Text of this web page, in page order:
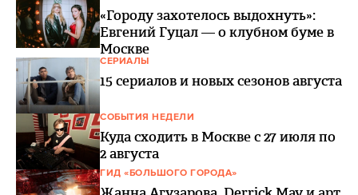
«Городу захотелось выдохнуть»:
Евгений Гуцал — о клубном буме в
Москве
СЕРИАЛЫ
15 сериалов и новых сезонов августа
СОБЫТИЯ НЕДЕЛИ
Куда сходить в Москве с 27 июля по
2 августа
ГИД «БОЛЬШОГО ГОРОДА»